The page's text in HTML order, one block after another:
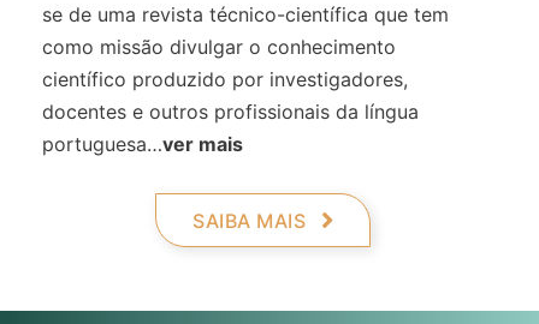
se de uma revista técnico-científica que tem
como missão divulgar o conhecimento
científico produzido por investigadores,
docentes e outros profissionais da língua
portuguesa…ver mais
SAIBA MAIS